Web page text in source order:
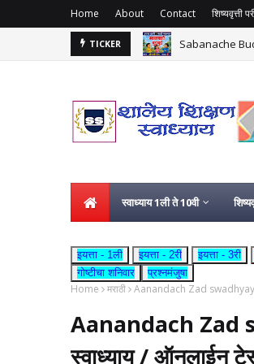
Home About Contact शिष्यवृत्ती
TICKER Sabanache
स्वाध्याय 1ली ते 10वी
इयत्ता - 1ली इयत्ता - 2री इयत्ता - 3री
गोष्टीचा शनिवार
प्रश्नमंजुषा
Home मराठी Aanandach Zad swadhyay
Aanandach Zad
स्वाध्याय / ऑनलाईन